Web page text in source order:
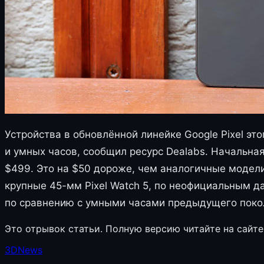
Устройства в обновлённой линейке Google Pixel
и умных часов, сообщил ресурс Dealabs.
$499. Это на $50 дороже, чем аналогичные
крупные 45-мм Pixel Watch 5, по неофициальным
по сравнению с умными часами предыдущего
Это отрывок статьи. Полную версию читайте на
3DNews